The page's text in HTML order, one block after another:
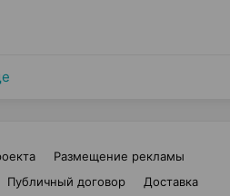
Размещение рекламы
Публичный договор Доставка